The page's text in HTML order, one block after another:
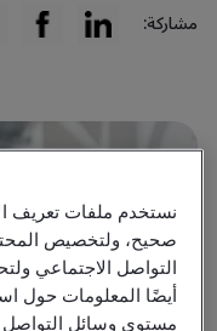
مشاركة:
نستخدم ملفات تعريف
صحيح، ولتخصيص
التواصل الاجتماعي
أيضًا المعلومات حول
مستوى وسائل التواصل